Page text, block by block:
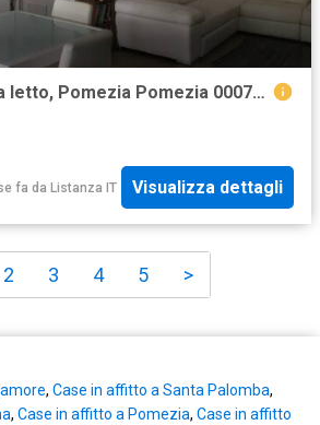
Casa 2 camere da letto, Pomezia Pomezia 00071 ES103657455
fa da Listanza IT Visualizza dettagli
2 3 4 5 >
, Case in affitto a Santa Palomba,
, Case in affitto a Pomezia, Case in affitto